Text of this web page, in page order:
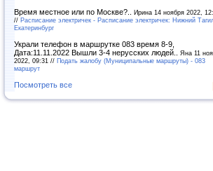
Время местное или по Москве?.. Ирина 14 ноября 2022,
// Расписание электричек - Расписание электричек: Нижний
Екатеринбург
Украли телефон в маршрутке 083 время 8-9,
Дата:11.11.2022 Вышли 3-4 нерусских людей.. Яна 11
2022, 09:31 // Подать жалобу (Муниципальные маршруты) - 083
маршрут
Посмотреть все